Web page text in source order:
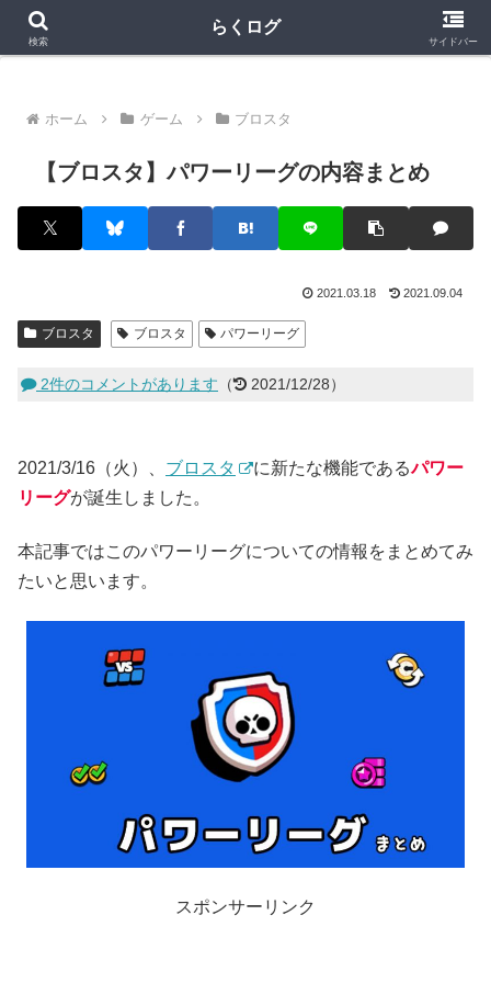
クラロワ クラロワリーグ プロスピA
ホーム ゲーム ブロスタ
【ブロスタ】パワーリーグの内容まとめ
2021.03.18 2021.09.04
ブロスタ ブロスタ パワーリーグ
2件のコメントがあります （ 2021/12/28）
2021/3/16（火）、 ブロスタ に新たな機能であるパワー
リーグが誕生しました。
本記事ではこのパワーリーグについての情報をまとめてみ
たいと思います。
スポンサーリンク
検索
らくログ
サイドバー